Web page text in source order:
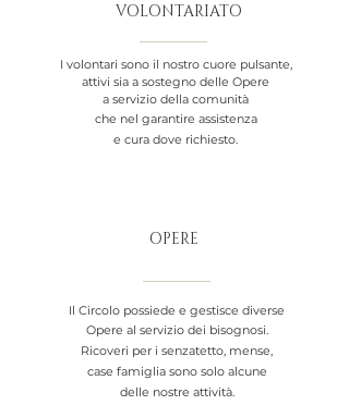
VOLONTARIATO
I volontari sono il nostro cuore pulsante,
attivi sia a sostegno delle Opere
a servizio della comunità
che nel garantire assistenza
e cura dove richiesto.
OPERE
Il Circolo possiede e gestisce diverse
Opere al servizio dei bisognosi.
Ricoveri per i senzatetto, mense,
case famiglia sono solo alcune
delle nostre attività.